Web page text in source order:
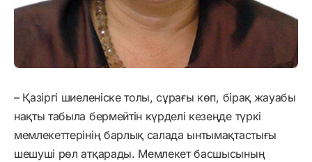
– Қазіргі шиеленіске толы, сұрағы көп, бірақ жауабы
нақты табыла бермейтін күрделі кезеңде түркі
мемлекеттерінің барлық салада ынтымақтастығы
шешуші рөл атқарады. Мемлекет басшысының